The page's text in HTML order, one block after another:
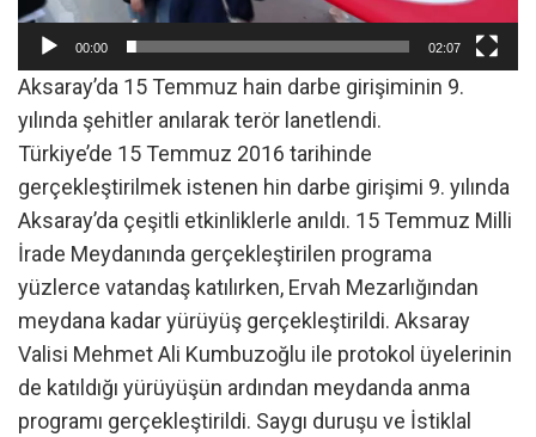
00:00 02:07
Aksaray’da 15 Temmuz hain darbe girişiminin 9.
yılında şehitler anılarak terör lanetlendi.
Türkiye’de 15 Temmuz 2016 tarihinde
gerçekleştirilmek istenen hin darbe girişimi 9. yılında
Aksaray’da çeşitli etkinliklerle anıldı. 15 Temmuz Milli
İrade Meydanında gerçekleştirilen programa
yüzlerce vatandaş katılırken, Ervah Mezarlığından
meydana kadar yürüyüş gerçekleştirildi. Aksaray
Valisi Mehmet Ali Kumbuzoğlu ile protokol üyelerinin
de katıldığı yürüyüşün ardından meydanda anma
programı gerçekleştirildi. Saygı duruşu ve İstiklal